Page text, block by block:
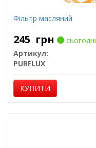
Фільтр масляний
245 грн
сьогодні
Артикул:
PURFLUX
КУПИТИ